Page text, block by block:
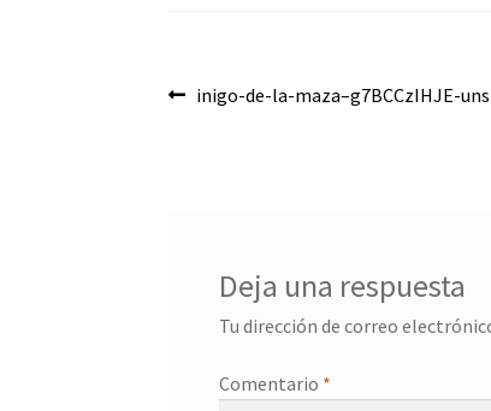
Navegación
Anterior:
inigo-de-la-maza–g7BCCzIHJE-
Deja una respuesta
Tu dirección de correo
Comentario *